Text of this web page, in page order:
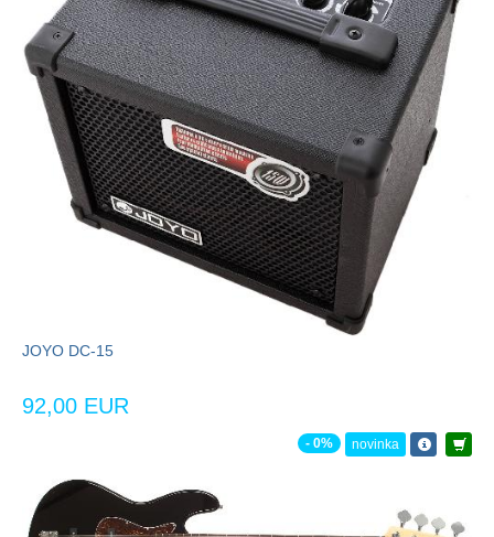
JOYO DC-15
92,00 EUR
- 0% novinka